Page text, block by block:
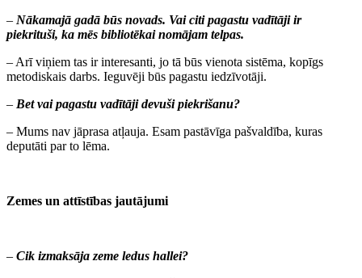
– Nākamajā gadā būs novads. Vai citi pagastu vadītāji ir
piekrituši, ka mēs bibliotēkai nomājam telpas.
– Arī viņiem tas ir interesanti, jo tā būs vienota sistēma, kopīgs
metodiskais darbs. Ieguvēji būs pagastu iedzīvotāji.
– Bet vai pagastu vadītāji devuši piekrišanu?
– Mums nav jāprasa atļauja. Esam pastāvīga pašvaldība, kuras
deputāti par to lēma.
Zemes un attīstības jautājumi
– Cik izmaksāja zeme ledus hallei?